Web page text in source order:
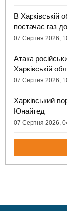
В Харківській
постачає газ
07 Серпня 2026,
Атака
Харківській
07 Серпня 2026,
Харківський
Юнайтед
07 Серпня 2026,